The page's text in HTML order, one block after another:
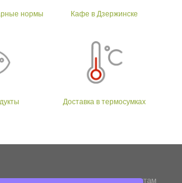
нормы Кафе в Дзержинске
Доставка в термосумках
традициям и древним рецептам